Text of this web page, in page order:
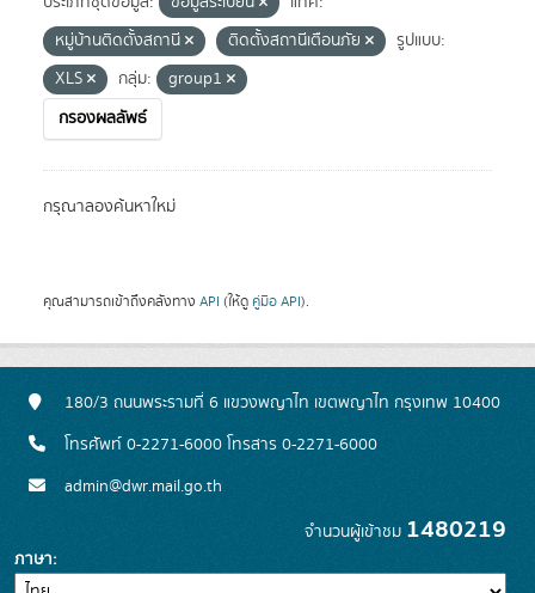
หมู่บ้านติดตั้งสถานี
ติดตั้งสถานีเตือนภัย
รูปแบบ:
XLS
กลุ่ม:
group1
กรองผลลัพธ์
กรุณาลองค้นหาใหม่
คุณสามารถเข้าถึงคลังทาง API (ให้ดู คู่มือ API).
180/3 ถนนพระรามที่ 6 แขวงพญาไท เขตพญาไท กรุงเทพ 10400
โทรศัพท์ 0-2271-6000 โทรสาร 0-2271-6000
admin@dwr.mail.go.th
จำนวนผู้เข้าชม 1480219
ภาษา